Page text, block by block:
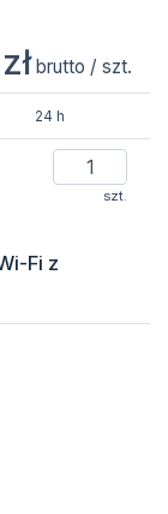
brutto / szt.
24 h
szt.
Fi z